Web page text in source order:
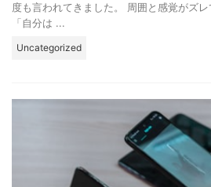
度も言われてきました。 周囲と感覚がズレ
「自分は ...
Uncategorized